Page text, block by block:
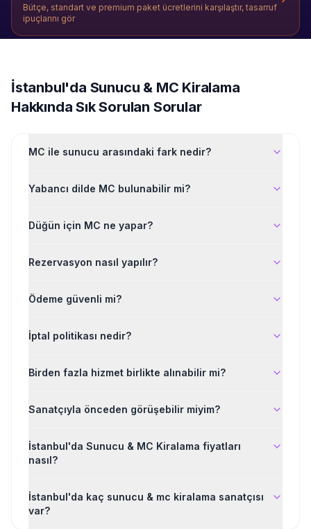
Bütçe, standart ve premium paket ücretlerini karşılaştır, tasarruf
ipuçlarını gör
İstanbul'da Sunucu & MC Kiralama
Hakkında Sık Sorulan Sorular
MC ile sunucu arasındaki fark nedir?
Yabancı dilde MC bulunabilir mi?
Düğün için MC ne yapar?
Rezervasyon nasıl yapılır?
Ödeme güvenli mi?
İptal politikası nedir?
Birden fazla hizmet birlikte alınabilir mi?
Sanatçıyla önceden görüşebilir miyim?
İstanbul'da Sunucu & MC Kiralama fiyatları
nasıl?
İstanbul'da kaç sunucu & mc kiralama sanatçısı
var?